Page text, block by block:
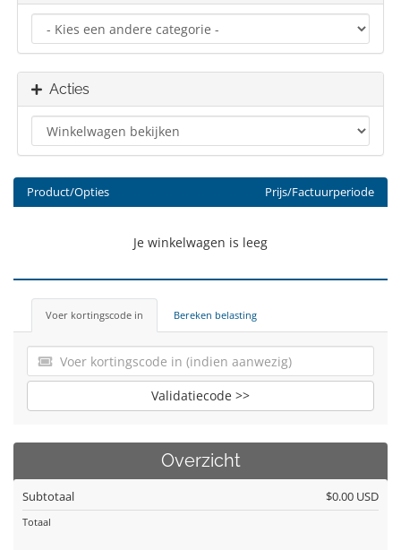
Acties
Product/Opties Prijs/Factuurperiode
Je winkelwagen is leeg
Voer kortingscode in Bereken belasting
Validatiecode >>
Overzicht
Subtotaal $0.00 USD
Totaal